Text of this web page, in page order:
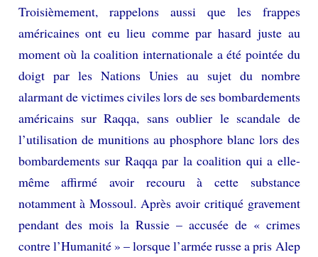
Troisièmement, rappelons aussi que les frappes
américaines ont eu lieu comme par hasard juste au
moment où la coalition internationale a été pointée du
doigt par les Nations Unies au sujet du nombre
alarmant de victimes civiles lors de ses bombardements
américains sur Raqqa, sans oublier le scandale de
l’utilisation de munitions au phosphore blanc lors des
bombardements sur Raqqa par la coalition qui a elle-
même affirmé avoir recouru à cette substance
notamment à Mossoul. Après avoir critiqué gravement
pendant des mois la Russie – accusée de « crimes
contre l’Humanité » – lorsque l’armée russe a pris Alep